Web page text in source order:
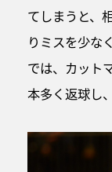
てしまうと、
りミスを少な
では、カット
本多く返球し